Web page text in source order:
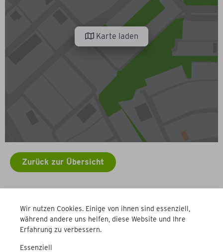
Wir nutzen Cookies. Einige von ihnen sind essenziell,
während andere uns helfen, diese Website und Ihre
Erfahrung zu verbessern.
Essenziell
Karte laden
Zurück zur Übersicht